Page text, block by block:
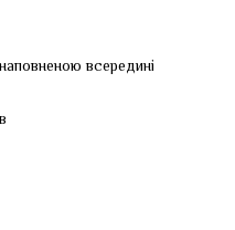
всередині